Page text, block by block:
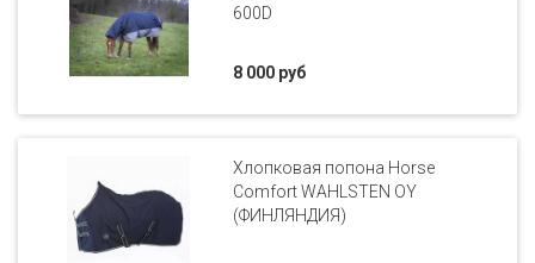
600D
8 000 руб
Хлопковая попона Horse
Comfort WAHLSTEN OY
(ФИНЛЯНДИЯ)